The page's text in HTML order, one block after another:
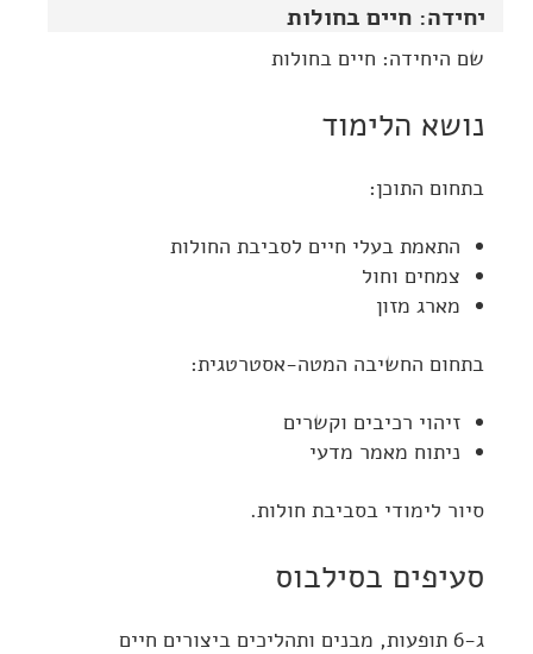
יחידה: חיים בחולות
שם היחידה: חיים בחולות
נושא הלימוד
בתחום התוכן:
התאמת בעלי חיים לסביבת החולות
צמחים וחול
מארג מזון
בתחום החשיבה המטה-אסטרטגית:
זיהוי רכיבים וקשרים
ניתוח מאמר מדעי
סיור לימודי בסביבת חולות.
סעיפים בסילבוס
ג-6 תופעות, מבנים ותהליכים ביצורים חיים